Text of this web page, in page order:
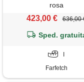
rosa
423,00 € 636,00
Sped.
Farfetch